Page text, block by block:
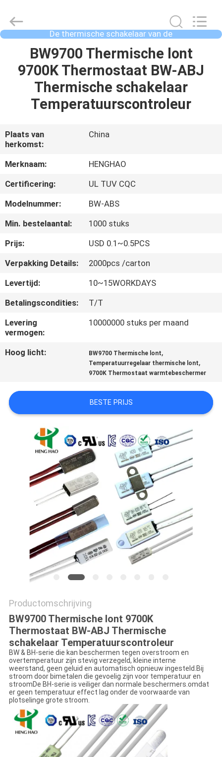
THUIS
PRODUCTEN
SHOW
OVER
ONS
KWALITEITSCONTROLE
CONTACTEER
NIEUWS
ALLE
SITEMAP
PRIVACY
POLICY
All
Rights
De thermische schakelaar van de
overbelastingsbeschermer
BW9700 Thermische lont
9700K Thermostaat BW-ABJ
Thermische schakelaar
Temperatuurscontroleur
Plaats van
herkomst:
China
Merknaam:
HENGHAO
Certificering:
UL TUV CQC
Modelnummer:
BW-ABS
Min. bestelaantal:
1000 stuks
Prijs:
USD 0.1~0.5PCS
Verpakking Details:
2000pcs /carton
Levertijd:
10~15WORKDAYS
Betalingscondities:
T/T
Levering
vermogen:
10000000 stuks per maand
Hoog licht: BW9700 Thermische lont,
Temperatuurregelaar thermische lont,
9700K Thermostaat warmtebeschermer
BESTE PRIJS
Productomschrijving
BW9700 Thermische lont 9700K
Thermostaat BW-ABJ Thermische
schakelaar Temperatuurscontroleur
BW & BH-serie die kan beschermen tegen overstroom en
overtemperatuur zijn stevig verzegeld, kleine interne
weerstand, geen geluid en automatisch opnieuw ingesteld.Bij
stroom door bimetalen die gevoelig zijn voor temperatuur en
stroomDe BH-serie is veiliger dan normale beschermers.omdat
er geen temperatuur effect lag onder de voorwaarde van
plotselinge grote stroom.